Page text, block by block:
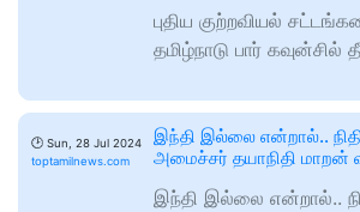
புதிய குற்றவியல்
தமிழ்நாடு பார் கவுன்சில்
🕑 Sun, 28 Jul 2024
toptamilnews.com
இந்தி இல்லை என்றால்..
அமைச்சர் தயாநிதி மாறன்
இந்தி இல்லை என்றால்..